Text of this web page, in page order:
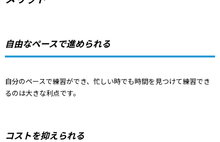
自由なペースで進められる
自分のペースで練習ができ、忙しい時でも時間を見つけて練習でき
るのは大きな利点です。
コストを抑えられる